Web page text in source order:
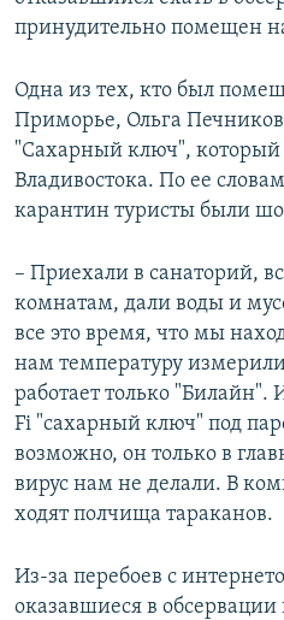
принудительно помещен
Одна из тех, кто был
Приморье, Ольга
"Сахарный ключ", который
Владивостока. По ее
карантин туристы были
– Приехали в санаторий,
комнатам, дали воды и
все это время, что мы
нам температуру
работает только "Билайн".
Fi "сахарный ключ" под
возможно, он только в
вирус нам не делали. В
ходят полчища тараканов.
Из-за перебоев с
оказавшиеся в